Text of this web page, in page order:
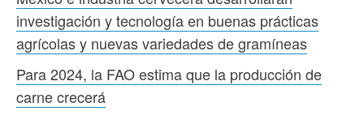
investigación y tecnología en buenas prácticas
agrícolas y nuevas variedades de gramíneas
Para 2024, la FAO estima que la producción de
carne crecerá